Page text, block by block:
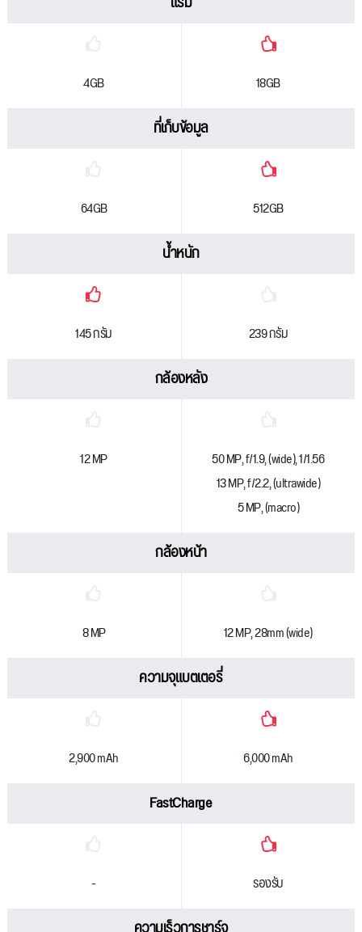
4GB 18GB
ที่เก็บข้อมูล
64GB 512GB
น้ำหนัก
145 กรัม 239 กรัม
กล้องหลัง
12 MP
50 MP, f/1.9, (wide), 1/1.56
13 MP, f/2.2, (ultrawide)
5 MP, (macro)
กล้องหน้า
8 MP 12 MP, 28mm (wide)
ความจุแบตเตอรี่
2,900 mAh 6,000 mAh
FastCharge
- รองรับ